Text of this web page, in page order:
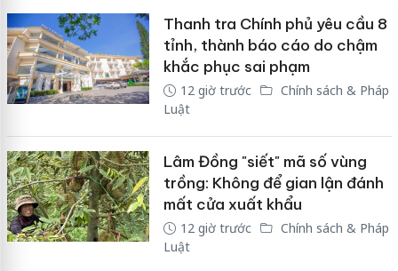
Thanh tra Chính phủ yêu cầu 8
tỉnh, thành báo cáo do chậm
khắc phục sai phạm
12 giờ trước
Chính sách & Pháp
Luật
Lâm Đồng "siết" mã số vùng
trồng: Không để gian lận đánh
mất cửa xuất khẩu
12 giờ trước
Chính sách & Pháp
Luật